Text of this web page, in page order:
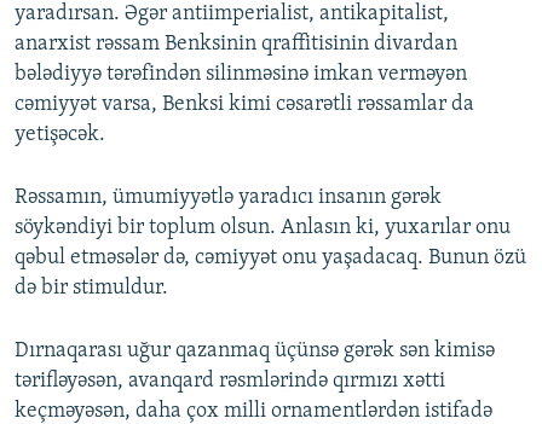
yaradırsan. Əgər antiimperialist, antikapitalist,
anarxist rəssam Benksinin qraffitisinin divardan
bələdiyyə tərəfindən silinməsinə imkan verməyən
cəmiyyət varsa, Benksi kimi cəsarətli rəssamlar da
yetişəcək.
Rəssamın, ümumiyyətlə yaradıcı insanın gərək
söykəndiyi bir toplum olsun. Anlasın ki, yuxarılar onu
qəbul etməsələr də, cəmiyyət onu yaşadacaq. Bunun özü
də bir stimuldur.
Dırnaqarası uğur qazanmaq üçünsə gərək sən kimisə
tərifləyəsən, avanqard rəsmlərində qırmızı xətti
keçməyəsən, daha çox milli ornamentlərdən istifadə